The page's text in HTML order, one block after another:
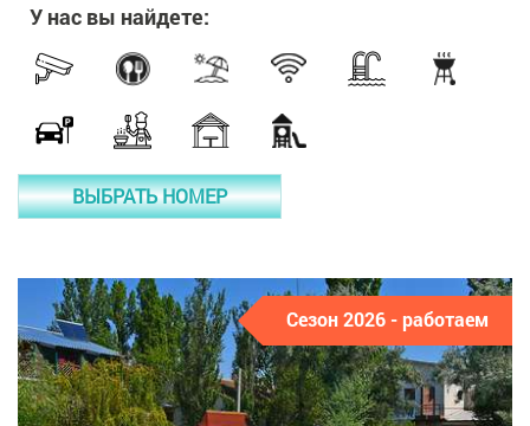
У нас вы найдете:
ВЫБРАТЬ НОМЕР
Сезон 2026 - работаем